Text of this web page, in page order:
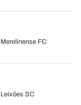
Merelinense FC
Leixões SC